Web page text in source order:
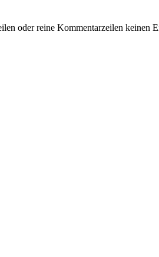
oder reine Kommentarzeilen keinen